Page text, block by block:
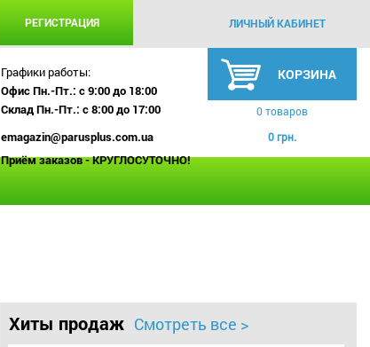
РЕГИСТРАЦИЯ ЛИЧНЫЙ КАБИНЕТ
Графики работы:
Офис Пн.-Пт.: с 9:00 до 18:00
Склад Пн.-Пт.: с 8:00 до 17:00
emagazin@parusplus.com.ua
Приём заказов - КРУГЛОСУТОЧНО!
КОРЗИНА
0 товаров
0 грн.
Хиты продаж Смотреть все >